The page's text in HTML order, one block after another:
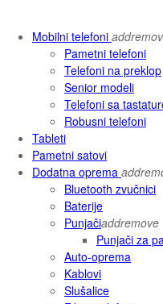
Mobilni telefoni add
Pametni telefoni
Telefoni na preklop
Senior modeli
Telefoni sa
Robusni telefoni
Tableti
Pametni satovi
Dodatna oprema add
Bluetooth zvučnici
Baterije
Punjačiaddremove
Punjači za
Auto-oprema
Kablovi
Slušalice